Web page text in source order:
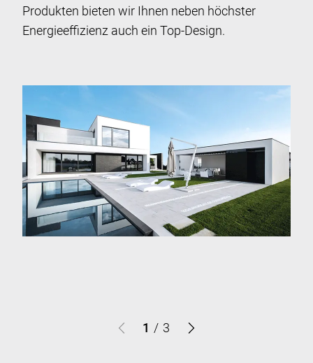
Produkten bieten wir Ihnen neben höchster
Energieeffizienz auch ein Top-Design.
1 / 3